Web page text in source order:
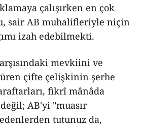
çalışırken en çok
sair AB muhalifleriyle niçin
izah edebilmekti.
mevkiini ve
çifte çelişkinin şerhe
fikrî mânâda
AB'yi "muasır
tutunuz da,